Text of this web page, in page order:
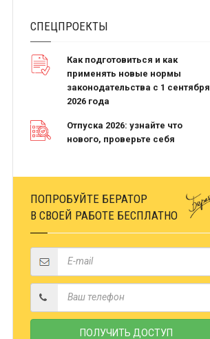
СПЕЦПРОЕКТЫ
Как подготовиться и как
применять новые нормы
законодательства с 1 сентября
2026 года
Отпуска 2026: узнайте что
нового, проверьте себя
ПОПРОБУЙТЕ БЕРАТОР
В СВОЕЙ РАБОТЕ БЕСПЛАТНО